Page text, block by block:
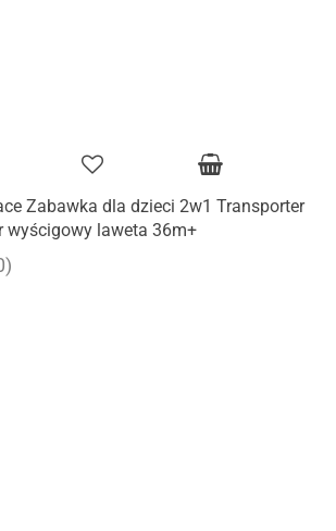
Zabawka dla dzieci 2w1 Transporter
wyścigowy laweta 36m+